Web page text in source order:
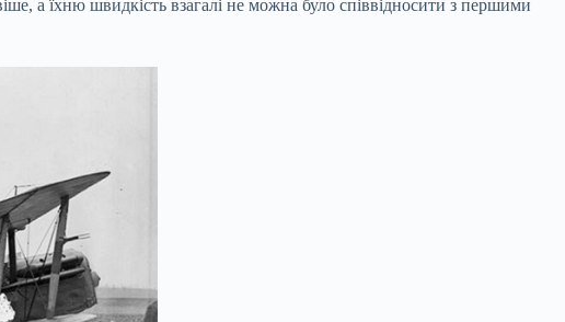
а їхню швидкість взагалі не можна було співвідносити з першими